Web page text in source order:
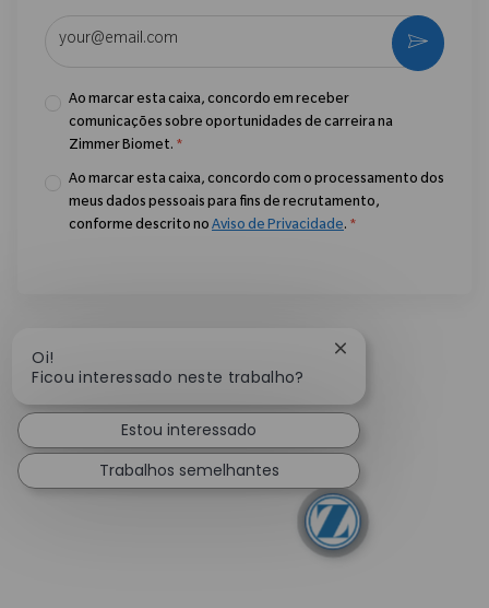
Ao marcar esta caixa, concordo em receber
comunicações sobre oportunidades de carreira na
Zimmer Biomet. *
Ao marcar esta caixa, concordo com o processamento dos
meus dados pessoais para fins de recrutamento,
conforme descrito no Aviso de Privacidade. *
Ativar
Oi!
Ficou interessado neste trabalho?
Fechar
Estou interessado
Trabalhos semelhantes